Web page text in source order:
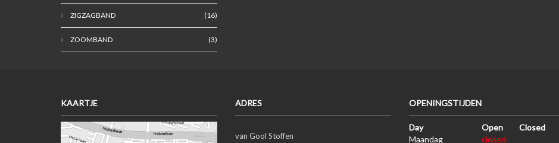
ZIGZAGBAND (16)
ZOOMBAND (3)
KAARTJE ADRES
van Gool Stoffen
OPENINGSTIJDEN
Day Open
Closed
Maandag
closed